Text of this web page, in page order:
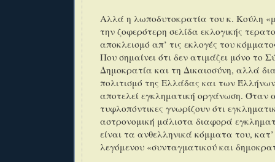
Αλλά η λωποδυτοκρατία του κ. Κούλη
την ζοφερότερη σελίδα εκλογικής
αποκλεισμό απ’ τις εκλογές του
Που σημαίνει ότι δεν ατιμάζει μόνο το
Δημοκρατία και τη Δικαιοσύνη, αλλά
πολιτισμό της Ελλάδας και των
αποτελεί εγκληματική οργάνωση. Όταν
τυφλοπόντικες γνωρίζουν ότι
αστρονομική μάλιστα διαφορά
είναι τα ανθελληνικά κόμματα του,
λεγόμενου «συνταγματικού και